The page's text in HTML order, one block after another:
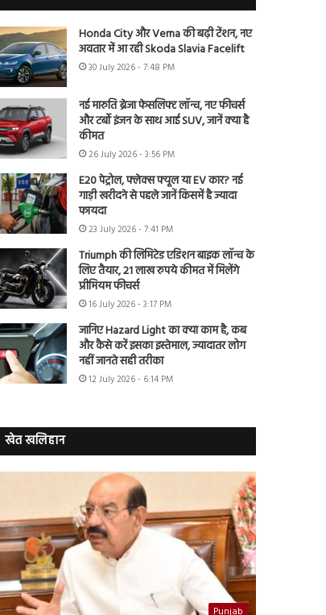
Honda City और Verna की बढ़ी टेंशन, नए
अवतार में आ रही Skoda Slavia Facelift
30 July 2026 - 7:48 PM
नई मारुति ब्रेजा फेसलिफ्ट लॉन्च, नए फीचर्स
और टर्बो इंजन के साथ आई SUV, जानें क्या है
कीमत
26 July 2026 - 3:56 PM
E20 पेट्रोल, फ्लेक्स फ्यूल या EV कार? नई
गाड़ी खरीदने से पहले जानें किसमें है ज्यादा
फायदा
23 July 2026 - 7:41 PM
Triumph की लिमिटेड एडिशन बाइक लॉन्च के
लिए तैयार, 21 लाख रुपये कीमत में मिलेंगे
प्रीमियम फीचर्स
16 July 2026 - 3:17 PM
जानिए Hazard Light का क्या काम है, कब
और कैसे करें इसका इस्तेमाल, ज्यादातर लोग
नहीं जानते सही तरीका
12 July 2026 - 6:14 PM
खेत खलिहान
Punjab